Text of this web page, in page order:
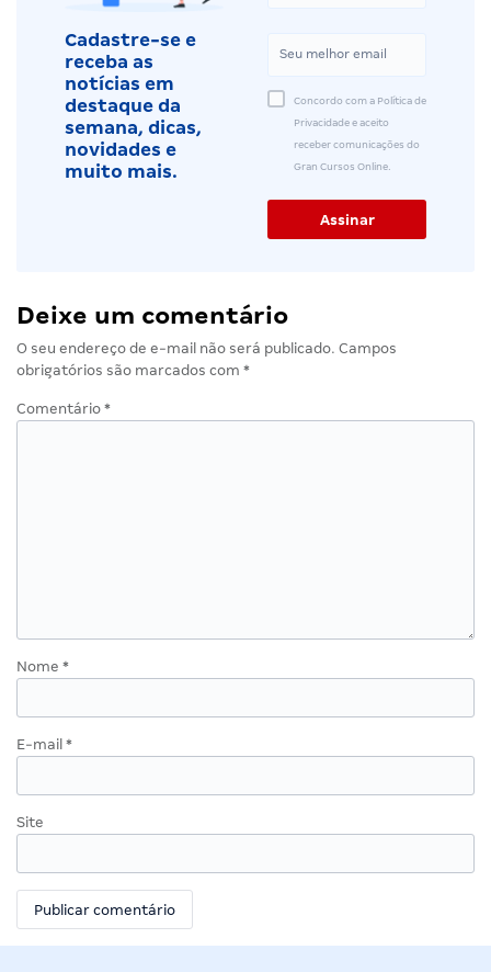
Cadastre-se e
receba as
notícias em
destaque da
semana, dicas,
novidades e
muito mais.
Concordo com a Política de
Privacidade e aceito
receber comunicações do
Gran Cursos Online.
Deixe um comentário
O seu endereço de e-mail não será publicado. Campos
obrigatórios são marcados com *
Comentário *
Nome *
E-mail *
Site